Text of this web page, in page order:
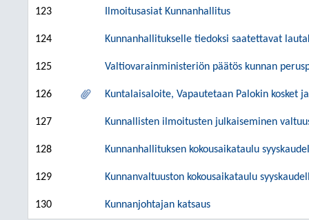
123 Ilmoitusasiat Kunnanhallitus
124 Kunnanhallitukselle tiedoksi saatettavat
125 Valtiovarainministeriön päätös kunnan
126 Kuntalaisaloite, Vapautetaan Palokin kosket
127 Kunnallisten ilmoitusten julkaiseminen
128 Kunnanhallituksen kokousaikataulu
129 Kunnanvaltuuston kokousaikataulu
130 Kunnanjohtajan katsaus